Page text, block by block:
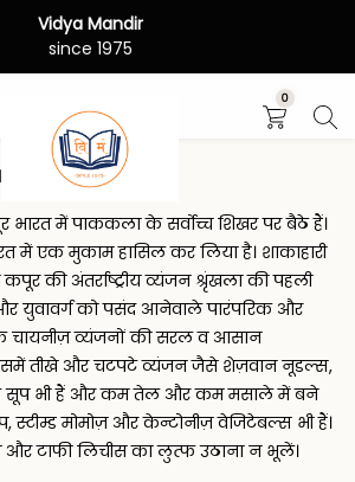
Vidya Mandir
since 1975
0
में पाककला के सर्वोच्च शिखर पर बैठे हैं।
में एक मुकाम हासिल कर लिया है। शाकाहारी
की अंतर्राष्ट्रीय व्यंजन श्रृंखला की पहली
युवावर्ग को पसंद आनेवाले पारंपरिक और
चायनीज़ व्यंजनों की सरल व आसान
इसमें तीखे और चटपटे व्यंजन जैसे शेज़वान नूडल्स,
सूप भी हैं और कम तेल और कम मसाले में बने
स्टीम्ड मोमोज़ और केन्टोनीज़ वेजिटेबल्स भी हैं।
और टाफी लिचीस का लुत्फ उठाना न भूलें।